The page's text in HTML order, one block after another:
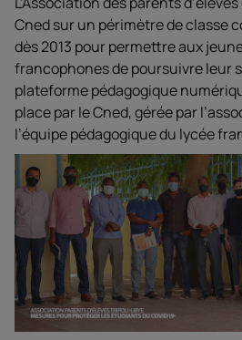
Cned sur un périmètre de classe
dès 2013 pour permettre aux
francophones de poursuivre leur
plateforme pédagogique
place par le Cned, gérée par
l’équipe pédagogique du lycée